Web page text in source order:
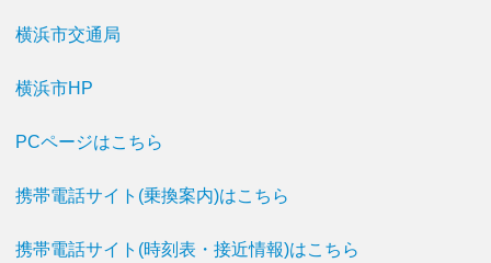
横浜市交通局
横浜市HP
PCページはこちら
携帯電話サイト(乗換案内)はこちら
携帯電話サイト(時刻表・接近情報)はこちら